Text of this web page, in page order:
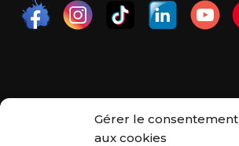
Gérer le consentement
aux cookies